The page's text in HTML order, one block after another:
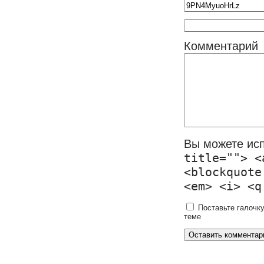
Комментарий
Вы можете
title="">
<em> <i>
Поставьте
теме